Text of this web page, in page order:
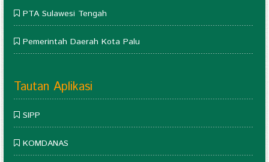
PTA Sulawesi Tengah
Pemerintah Daerah Kota Palu
Tautan Aplikasi
SIPP
KOMDANAS